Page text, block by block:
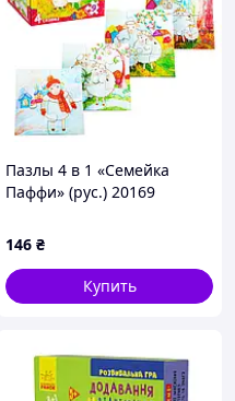
Пазлы 4 в 1 «Семейка
Паффи» (рус.) 20169
146 ₴
Купить